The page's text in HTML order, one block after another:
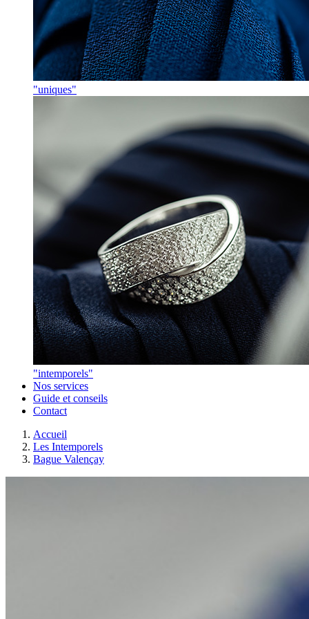
"uniques"
"intemporels"
Nos services
Guide et conseils
Contact
Accueil
Les Intemporels
Bague Valençay